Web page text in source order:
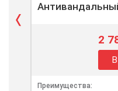
2
Преимущества: